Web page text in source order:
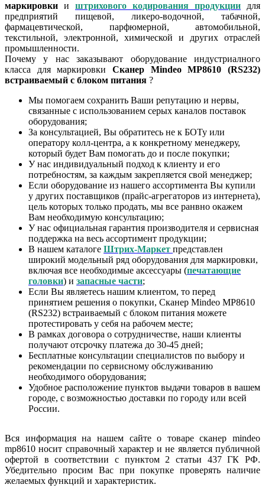
маркировки и штрихового кодирования продукции для
предприятий пищевой, ликеро-водочной, табачной,
фармацевтической, парфюмерной, автомобильной,
текстильной, электронной, химической и других отраслей
промышленности.
Почему у нас заказывают оборудование индустриалного
класса для маркировки Сканер Mindeo MP8610 (RS232)
встраиваемый с блоком питания ?
Мы помогаем сохранить Ваши репутацию и нервы,
связанные с использованием серых каналов поставок
оборудования;
За консультацией, Вы обратитесь не к БОТу или
оператору колл-центра, а к конкретному менеджеру,
который будет Вам помогать до и после покупки;
У нас индивидуальный подход к клиенту и его
потребностям, за каждым закрепляется свой менеджер;
Если оборудование из нашего ассортимента Вы купили
у других поставщиков (прайс-агрегаторов из интернета),
цель которых только продать, мы все ранвно окажем
Вам необходимую консультацию;
У нас официальная гарантия производителя и сервисная
поддержка на весь ассортимент продукции;
В нашем каталоге Штрих-Маркет представлен
широкий модельный ряд оборудования для маркировки,
включая все необходимые аксессуары (печатающие
головки) и запасные части;
Если Вы являетесь нашим клиентом, то перед
принятием решения о покупки, Сканер Mindeo MP8610
(RS232) встраиваемый с блоком питания можете
протестировать у себя на рабочем месте;
В рамках договора о сотрудничестве, наши клиенты
получают отсрочку платежа до 30-45 дней;
Бесплатные консультации специалистов по выбору и
рекомендации по сервисному обслуживанию
необходимого оборудования;
Удобное расположение пунктов выдачи товаров в вашем
городе, с возможностью доставки по городу или всей
России.
Вся информация на нашем сайте о товаре сканер mindeo
mp8610 носит справочный характер и не является публичной
офертой в соответствии с пунктом 2 статьи 437 ГК РФ.
Убедительно просим Вас при покупке проверять наличие
желаемых функций и характеристик.